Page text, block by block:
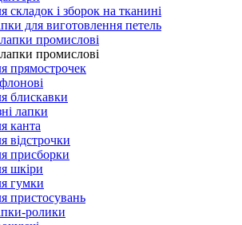
складок і зборок на тканині
для виготовлення петель
промислові
промислові
прямострочек
блискавки
лапки
канта
відстрочки
присборки
шкіри
гумки
пристосувань
ролики